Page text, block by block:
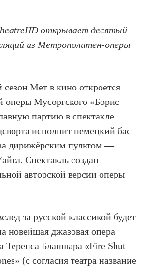
открывает десятый
из Метрополитен-оперы
Мет в кино откроется
оперы Мусоргского «Борис
партию в спектакле
исполнит немецкий бас
дирижёрским пультом —
Спектакль создан
авторской версии оперы
за русской классикой будет
новейшая джазовая опера
Теренса Бланшара «Fire Shut
(с согласия театра название